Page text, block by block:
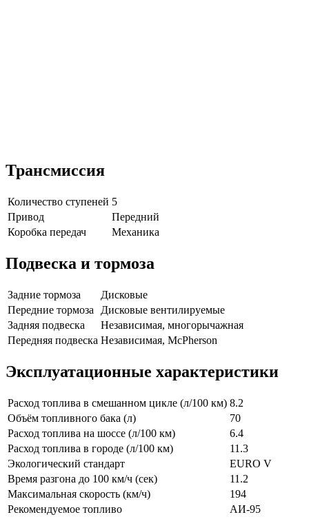
Трансмиссия
Количество ступеней 5
Привод
Передний
Коробка передач
Механика
Подвеска и тормоза
Задние тормоза
Дисковые
Передние тормоза
Дисковые вентилируемые
Задняя подвеска
Независимая, многорычажная
Передняя подвеска Независимая, McPherson
Эксплуатационные характеристики
Расход топлива в смешанном цикле (л/100 км) 8.2
Объём топливного бака (л)
70
Расход топлива на шоссе (л/100 км)
6.4
Расход топлива в городе (л/100 км)
11.3
Экологический стандарт
EURO V
Время разгона до 100 км/ч (сек)
11.2
Максимальная скорость (км/ч)
194
Рекомендуемое топливо
АИ-95